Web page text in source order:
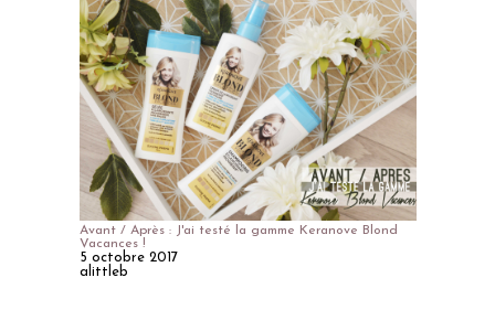
Avant / Après : J'ai testé la gamme Keranove Blond
Vacances !
5 octobre 2017
alittleb